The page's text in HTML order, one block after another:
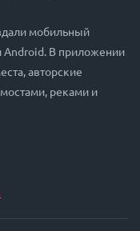
мобильный
Android. В приложении
авторские
реками и